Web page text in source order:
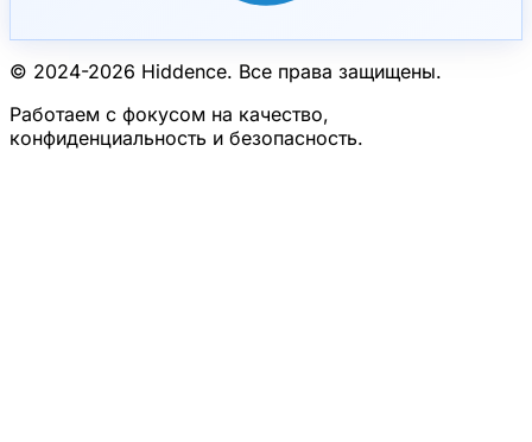
© 2024-2026 Hiddence. Все права защищены.
Работаем с фокусом на качество,
конфиденциальность и безопасность.